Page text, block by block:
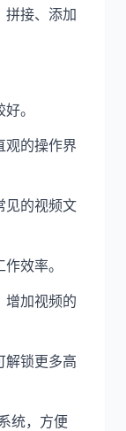
拼接、添加
。
观的操作界
见的视频文
效率。
增加视频的
解锁更多高
统，方便